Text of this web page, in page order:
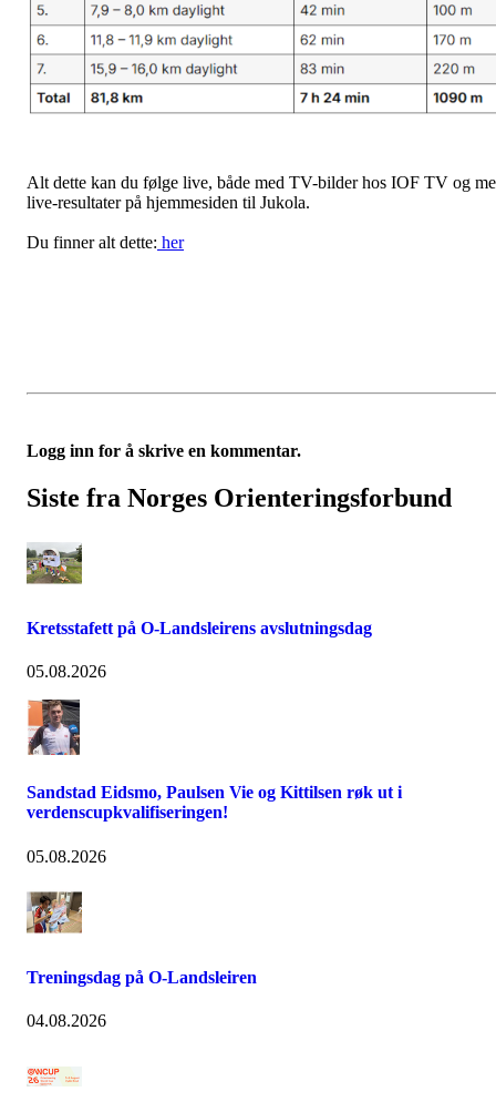
Alt dette kan du følge live, både med TV-bilder hos IOF TV og
live-resultater på hjemmesiden til Jukola.
Du finner alt dette: her
Logg inn for å skrive en kommentar.
Siste fra Norges Orienteringsforbund
Kretsstafett på O-Landsleirens avslutningsdag
05.08.2026
Sandstad Eidsmo, Paulsen Vie og Kittilsen røk ut i
verdenscupkvalifiseringen!
05.08.2026
Treningsdag på O-Landsleiren
04.08.2026